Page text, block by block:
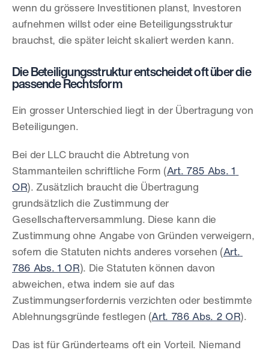
wenn du grössere Investitionen planst, Investoren
aufnehmen willst oder eine Beteiligungsstruktur
brauchst, die später leicht skaliert werden kann.
Die Beteiligungsstruktur entscheidet oft über die
passende Rechtsform
Ein grosser Unterschied liegt in der Übertragung von
Beteiligungen.
Bei der LLC braucht die Abtretung von
Stammanteilen schriftliche Form (Art. 785 Abs. 1
OR). Zusätzlich braucht die Übertragung
grundsätzlich die Zustimmung der
Gesellschafterversammlung. Diese kann die
Zustimmung ohne Angabe von Gründen verweigern,
sofern die Statuten nichts anderes vorsehen (Art.
786 Abs. 1 OR). Die Statuten können davon
abweichen, etwa indem sie auf das
Zustimmungserfordernis verzichten oder bestimmte
Ablehnungsgründe festlegen (Art. 786 Abs. 2 OR).
Das ist für Gründerteams oft ein Vorteil. Niemand